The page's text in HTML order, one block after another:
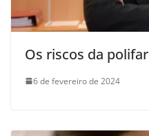
Os riscos da
6 de fevereiro de 2024